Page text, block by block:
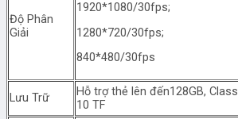
Độ Phân
Giải
1920*1080/30fps;
1280*720/30fps;
840*480/30fps
Lưu Trữ
Hỗ trợ thẻ lên đến128GB, Class
10 TF